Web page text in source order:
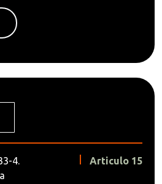
4.
Articulo 15